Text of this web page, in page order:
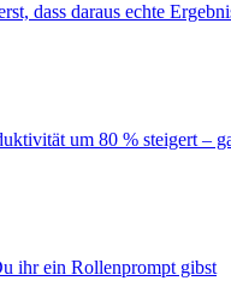
dass daraus echte
um 80 % steigert –
ihr ein Rollenprompt gibst